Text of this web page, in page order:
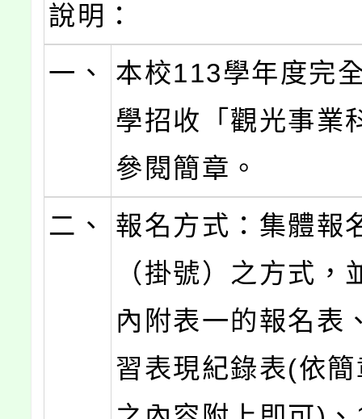
說明：
一、
本校113學年度完
學招收「觀光事業
參閱簡章。
二、
報名方式：集體報
（掛號）之方式，
內附表一的報名表
習表現紀錄表(依